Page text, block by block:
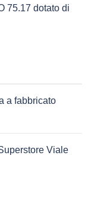
75.17 dotato di
a fabbricato
Viale